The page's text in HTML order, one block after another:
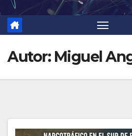
Autor: Miguel